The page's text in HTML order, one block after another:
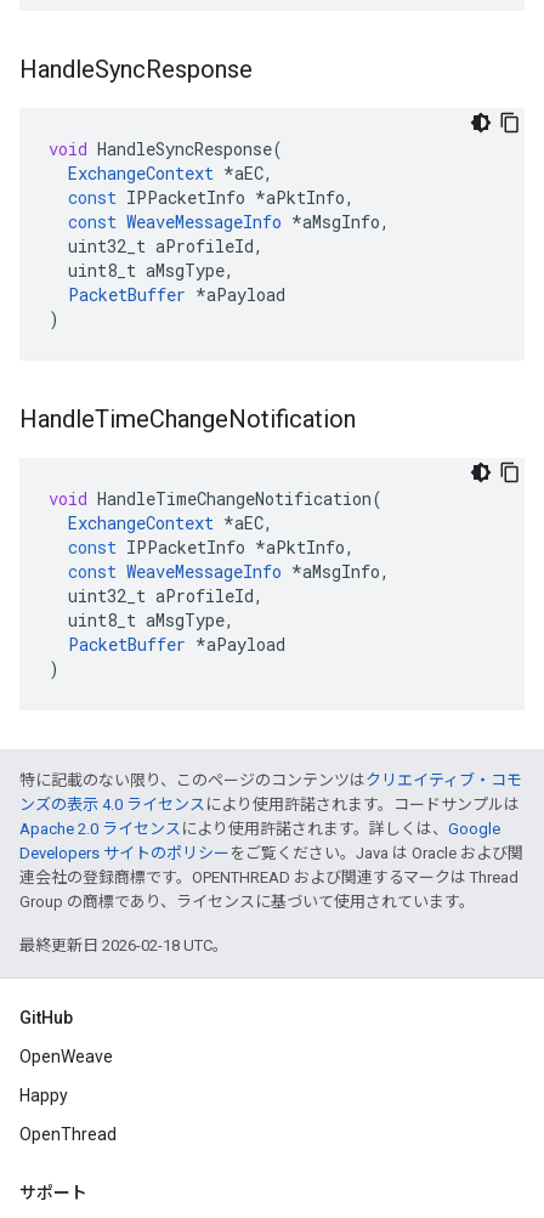
HandleSyncResponse
void HandleSyncResponse(
ExchangeContext *aEC,
const IPPacketInfo *aPktInfo,
const WeaveMessageInfo *aMsgInfo,
uint32_t aProfileId,
uint8_t aMsgType,
PacketBuffer *aPayload
)
HandleTimeChangeNotification
void HandleTimeChangeNotification(
ExchangeContext *aEC,
const IPPacketInfo *aPktInfo,
const WeaveMessageInfo *aMsgInfo,
uint32_t aProfileId,
uint8_t aMsgType,
PacketBuffer *aPayload
)
特に記載のない限り、このページのコンテンツはクリエイティブ・コモ
ンズの表示 4.0 ライセンス により使用許諾されます。コードサンプルは
Apache 2.0 ライセンス により使用許諾されます。詳しくは、 Google
Developers サイトのポリシー をご覧ください。Java は Oracle および関
連会社の登録商標です。OPENTHREAD および関連するマークは Thread
Group の商標であり、ライセンスに基づいて使用されています。
最終更新日 2026-02-18 UTC。
GitHub
OpenWeave
Happy
OpenThread
サポート